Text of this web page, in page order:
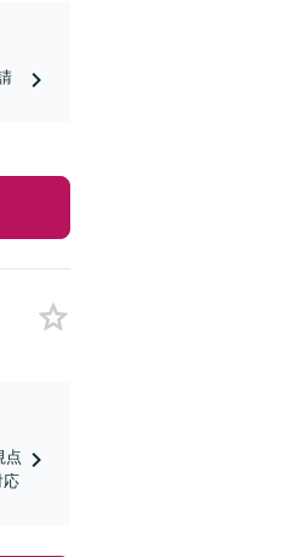
点
応